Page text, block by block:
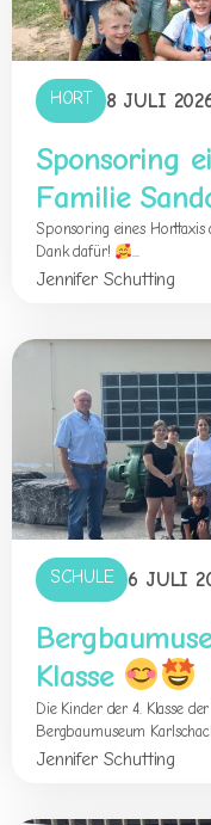
HORT 8 JULI
Sponsoring
Familie
Sponsoring eines
Dank dafür!
...
Jennifer Schutting
SCHULE 6 JULI
Klasse
Die Kinder der 4. Klasse
Bergbaumuseum
Jennifer Schutting